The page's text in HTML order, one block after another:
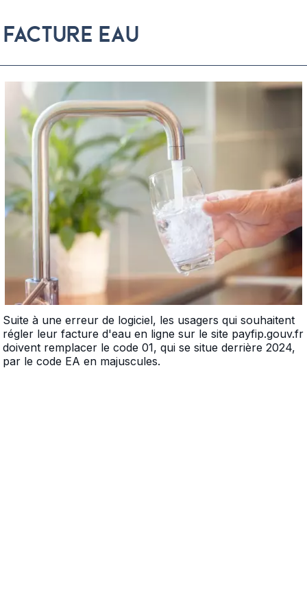
FACTURE EAU
Suite à une erreur de logiciel, les usagers qui souhaitent
régler leur facture d'eau en ligne sur le site payfip.gouv.fr
doivent remplacer le code 01, qui se situe derrière 2024,
par le code EA en majuscules.